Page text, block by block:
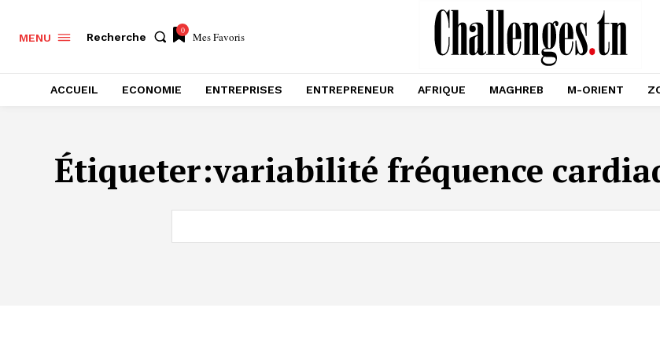
MENU Recherche
0 Mes Favoris
ACCUEIL ECONOMIE ENTREPRISES ENTREPRENEUR AFRIQUE MAGHREB M-ORIENT
Étiqueter:variabilité fréquence